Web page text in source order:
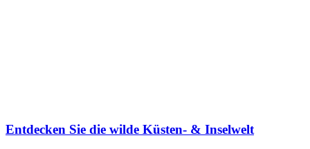
Entdecken Sie die wilde Küsten- & Inselwelt